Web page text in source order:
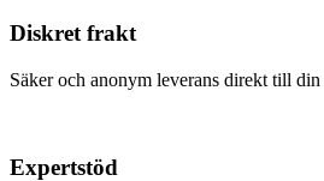
Diskret frakt
Säker och anonym leverans direkt till din
Expertstöd